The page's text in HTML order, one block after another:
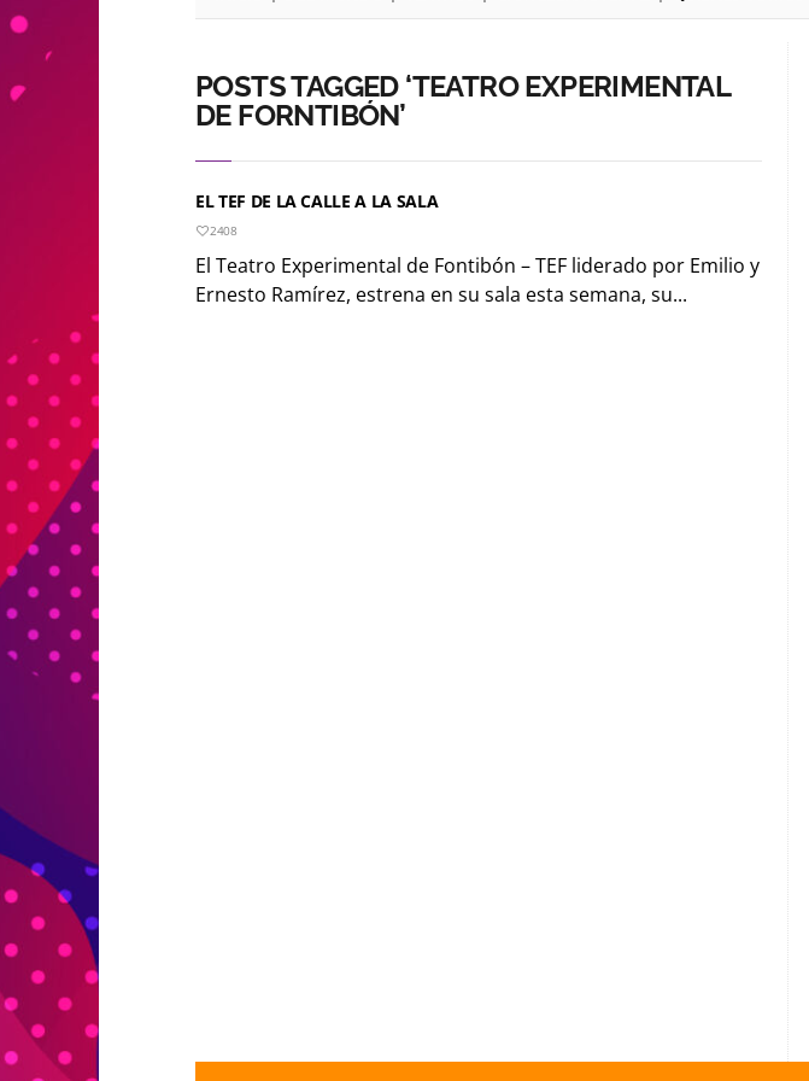
POSTS TAGGED ‘TEATRO EXPERIMENTAL
DE FORNTIBÓN’
EL TEF DE LA CALLE A LA SALA
2408
El Teatro Experimental de Fontibón – TEF liderado por Emilio y
Ernesto Ramírez, estrena en su sala esta semana, su...